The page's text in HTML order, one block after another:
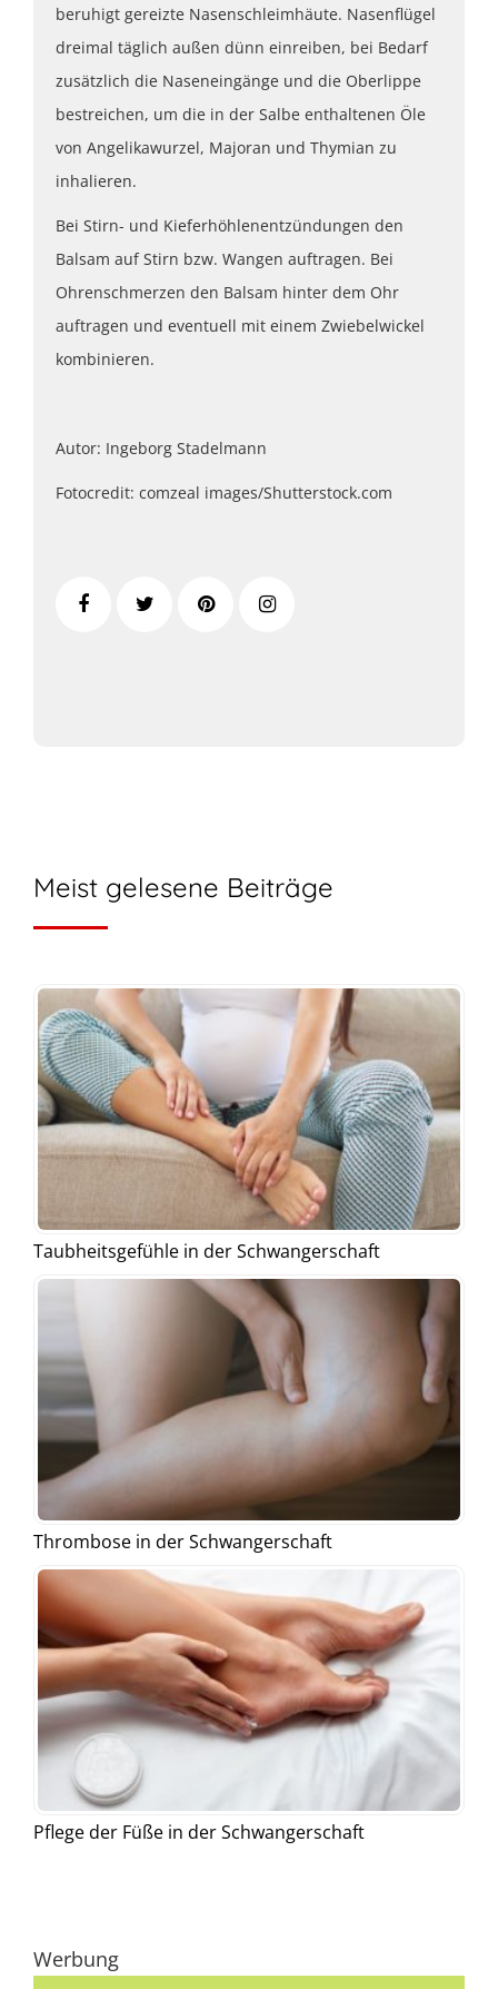
beruhigt gereizte Nasenschleimhäute. Nasenflügel
dreimal täglich außen dünn einreiben, bei Bedarf
zusätzlich die Naseneingänge und die Oberlippe
bestreichen, um die in der Salbe enthaltenen Öle
von Angelikawurzel, Majoran und Thymian zu
inhalieren.
Bei Stirn- und Kieferhöhlenentzündungen den
Balsam auf Stirn bzw. Wangen auftragen. Bei
Ohrenschmerzen den Balsam hinter dem Ohr
auftragen und eventuell mit einem Zwiebelwickel
kombinieren.
Autor: Ingeborg Stadelmann
Fotocredit: comzeal images/Shutterstock.com
Meist gelesene Beiträge
Taubheitsgefühle in der Schwangerschaft
Thrombose in der Schwangerschaft
Pflege der Füße in der Schwangerschaft
Werbung